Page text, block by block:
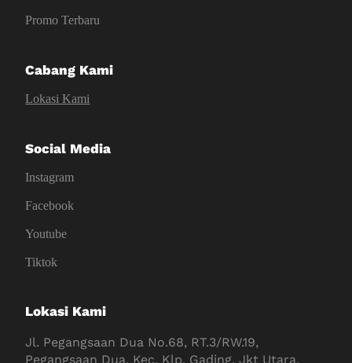
Promo Terbaru
Cabang Kami
Lokasi Kami
Social Media
Instagram
Facebook
Youtube
Tiktok
Lokasi Kami
Jl. Pegangsaan Dua No.68, RT.3/RW.19,
Pegangsaan Dua, Kec. Klp. Gading, Jkt Utara,